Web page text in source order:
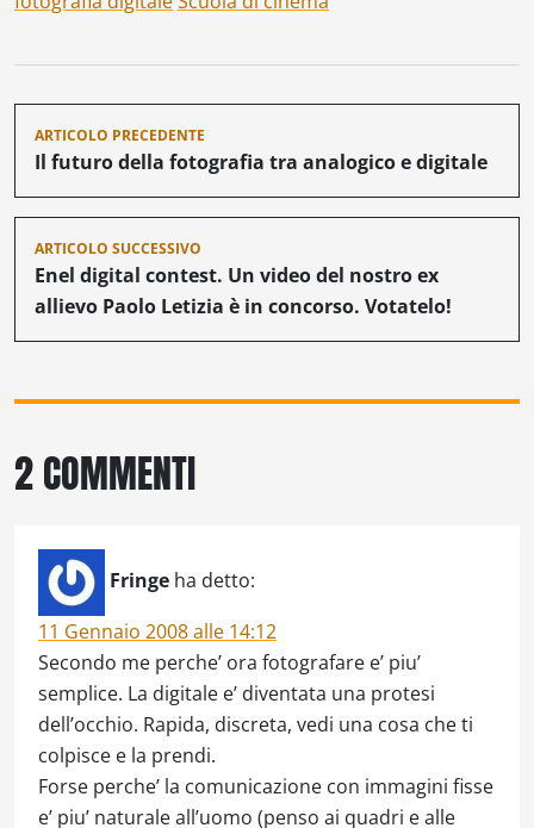
Navigazione
articoli
ARTICOLO PRECEDENTE
Il futuro della fotografia tra analogico e digitale
ARTICOLO SUCCESSIVO
Enel digital contest. Un video del nostro ex
allievo Paolo Letizia è in concorso. Votatelo!
2 COMMENTI
Fringe ha detto:
11 Gennaio 2008 alle 14:12
Secondo me perche’ ora fotografare e’ piu’
semplice. La digitale e’ diventata una protesi
dell’occhio. Rapida, discreta, vedi una cosa che ti
colpisce e la prendi.
Forse perche’ la comunicazione con immagini fisse
e’ piu’ naturale all’uomo (penso ai quadri e alle